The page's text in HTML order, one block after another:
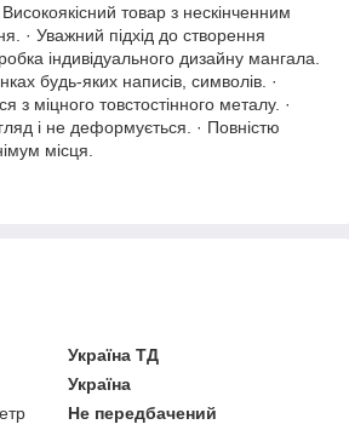
товар з нескінченним
· Уважний підхід до створення
індивідуального дизайну мангала.
будь-яких написів, символів. ·
з міцного товстостінного металу. ·
і не деформується. · Повністю
місця.
Україна ТД
Україна
Не передбачений